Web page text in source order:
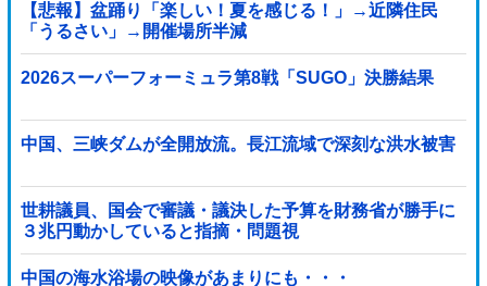
【悲報】盆踊り「楽しい！夏を感じる！」→近隣住民
「うるさい」→開催場所半減
2026スーパーフォーミュラ第8戦「SUGO」決勝結果
中国、三峡ダムが全開放流。長江流域で深刻な洪水被害
世耕議員、国会で審議・議決した予算を財務省が勝手に
３兆円動かしていると指摘・問題視
中国の海水浴場の映像があまりにも・・・